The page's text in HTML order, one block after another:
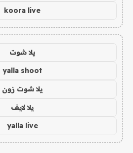
koora live
يلا شوت
yalla shoot
يلا شوت زون
يلا لايف
yalla live